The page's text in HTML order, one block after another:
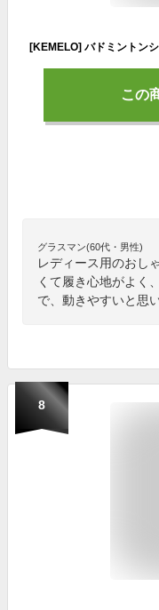
この
グラスマン(60代・男性)
レディース用のおし
くて履き心地がよく
で、動きやすいと思
8